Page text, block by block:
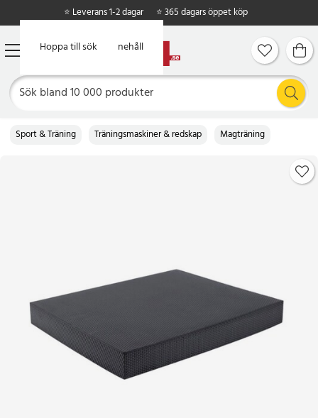
Hoppa till huvudinnehåll
Hoppa till sök
⭐ Leverans 1-2 dagar ⭐ 365 dagars öppet köp
Sport & Träning Träningsmaskiner & redskap Magträning